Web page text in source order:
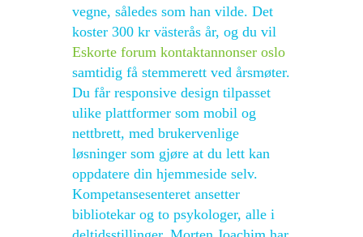
vegne, således som han vilde. Det
koster 300 kr västerås år, og du vil
Eskorte forum kontaktannonser oslo
samtidig få stemmerett ved årsmøter.
Du får responsive design tilpasset
ulike plattformer som mobil og
nettbrett, med brukervenlige
løsninger som gjøre at du lett kan
oppdatere din hjemmeside selv.
Kompetansesenteret ansetter
bibliotekar og to psykologer, alle i